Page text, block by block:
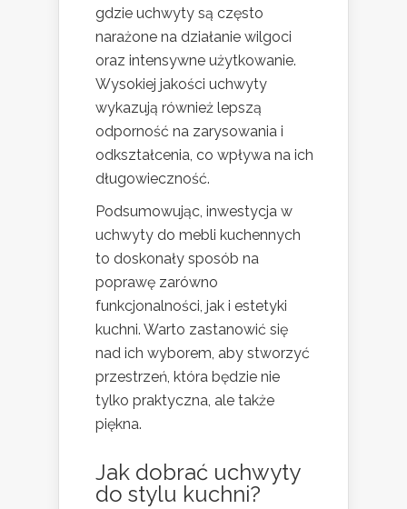
gdzie uchwyty są często
narażone na działanie wilgoci
oraz intensywne użytkowanie.
Wysokiej jakości uchwyty
wykazują również lepszą
odporność na zarysowania i
odkształcenia, co wpływa na ich
długowieczność.
Podsumowując, inwestycja w
uchwyty do mebli kuchennych
to doskonały sposób na
poprawę zarówno
funkcjonalności, jak i estetyki
kuchni. Warto zastanowić się
nad ich wyborem, aby stworzyć
przestrzeń, która będzie nie
tylko praktyczna, ale także
piękna.
Jak dobrać uchwyty
do stylu kuchni?